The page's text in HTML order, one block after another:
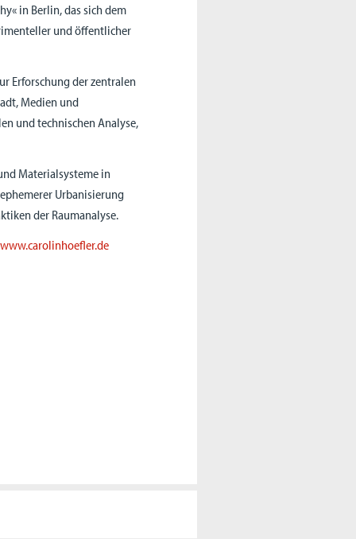
in Berlin, das sich dem
und öffentlicher
Erforschung der zentralen
Medien und
und technischen Analyse,
Materialsysteme in
Urbanisierung
der Raumanalyse.
www.carolinhoefler.de